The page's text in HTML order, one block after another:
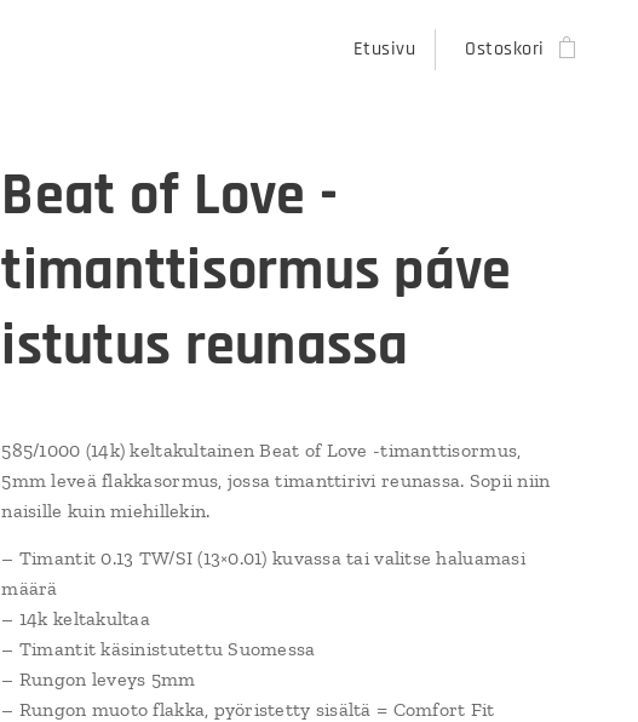
Etusivu Ostoskori
Beat of Love -
timanttisormus páve
istutus reunassa
585/1000 (14k) keltakultainen Beat of Love -timanttisormus,
5mm leveä flakkasormus, jossa timanttirivi reunassa. Sopii niin
naisille kuin miehillekin.
– Timantit 0.13 TW/SI (13×0.01) kuvassa tai valitse haluamasi
määrä
– 14k keltakultaa
– Timantit käsinistutettu Suomessa
– Rungon leveys 5mm
– Rungon muoto flakka, pyöristetty sisältä = Comfort Fit